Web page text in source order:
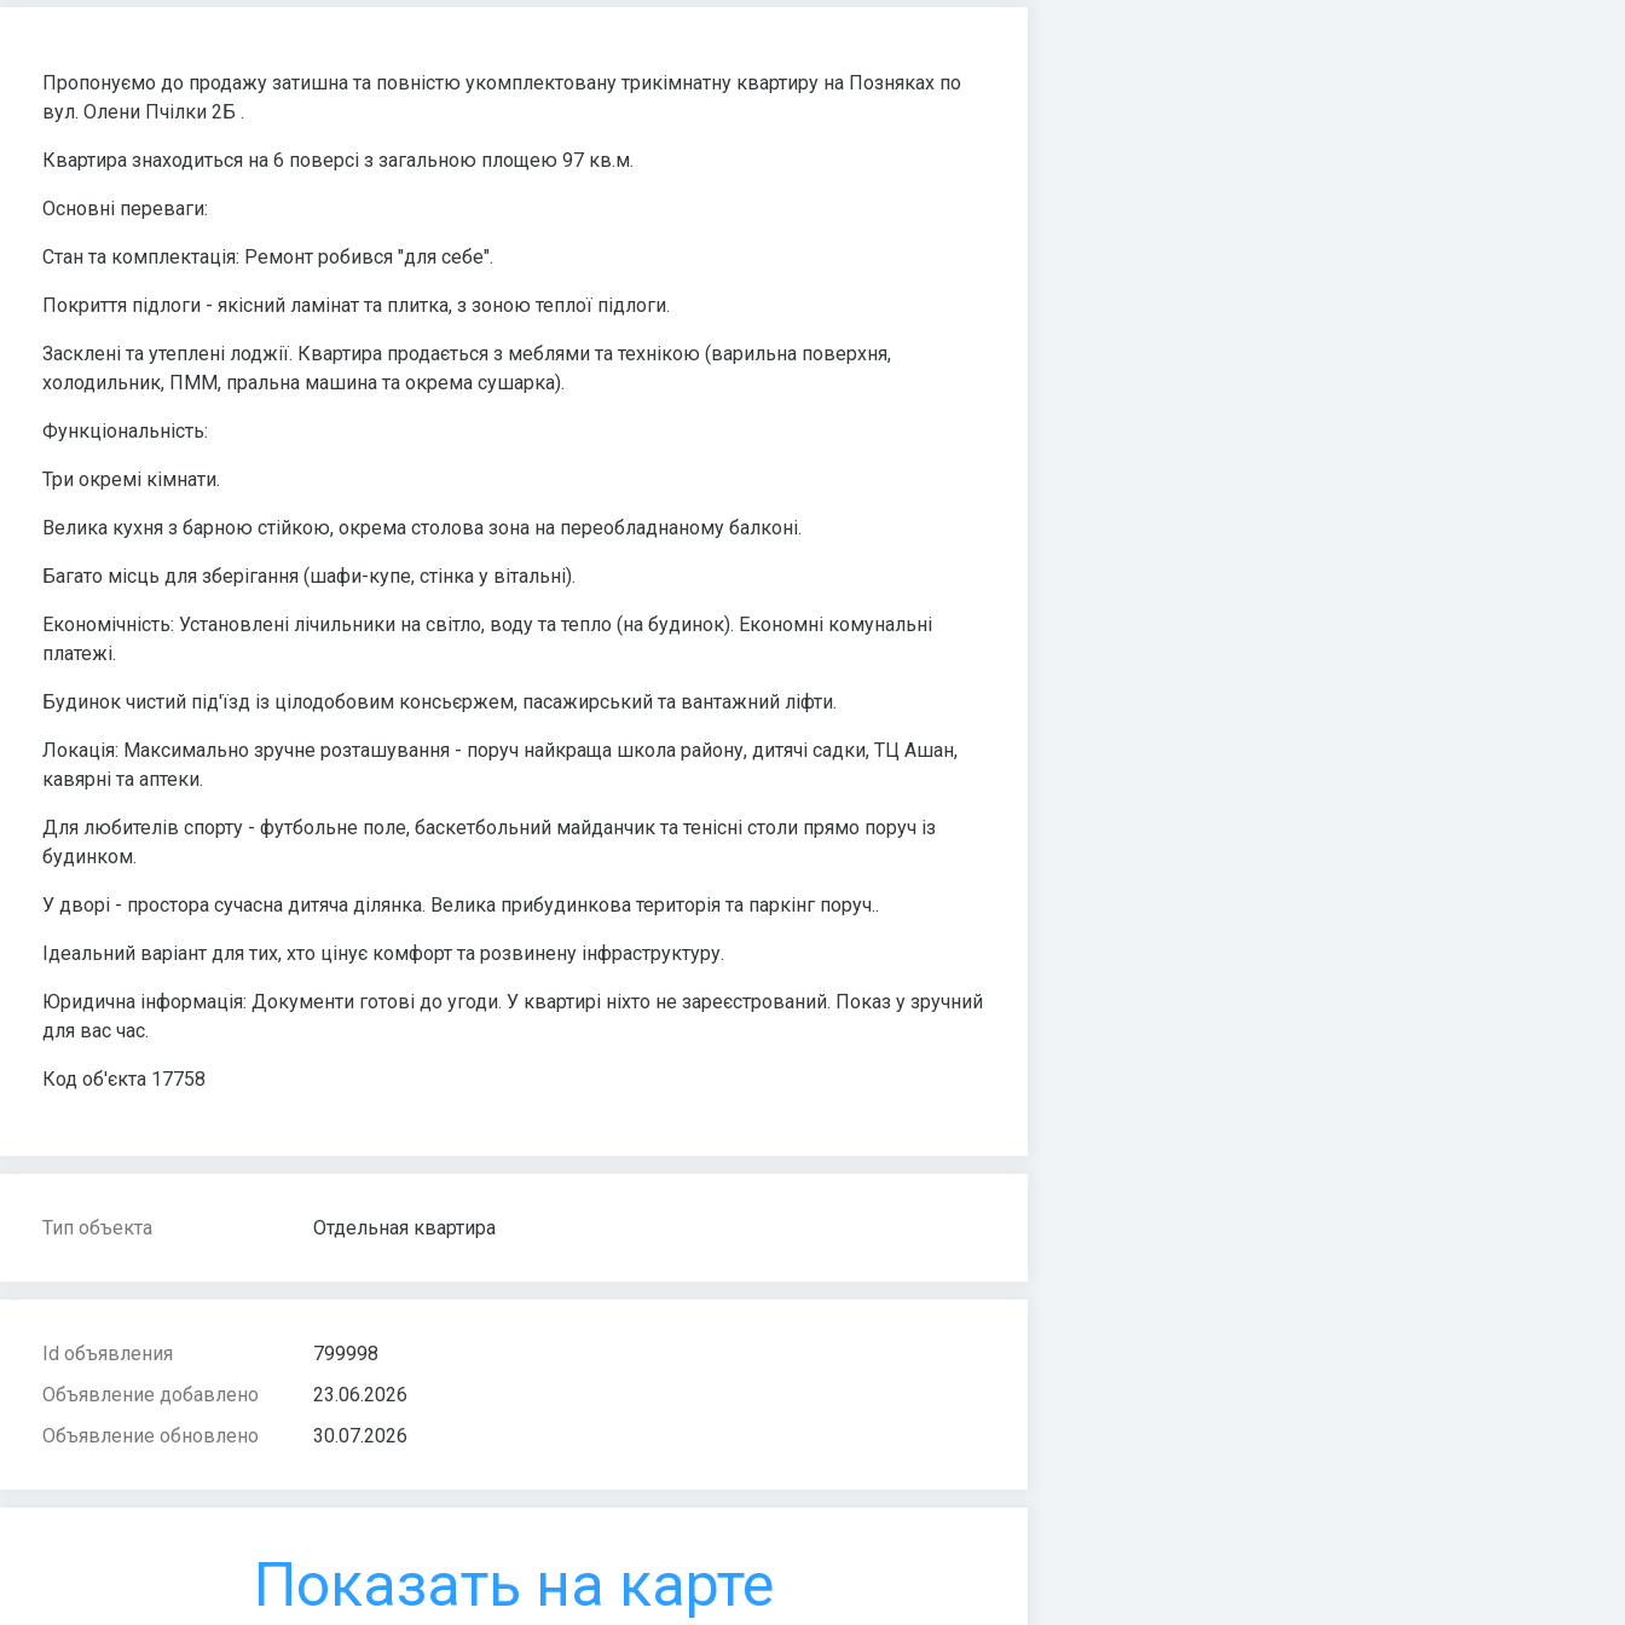
Пропонуємо до продажу затишна та повністю укомплектовану трикімнатну квартиру на Позняках по
вул. Олени Пчілки 2Б .
Квартира знаходиться на 6 поверсі з загальною площею 97 кв.м.
Основні переваги:
Стан та комплектація: Ремонт робився "для себе".
Покриття підлоги - якісний ламінат та плитка, з зоною теплої підлоги.
Засклені та утеплені лоджії. Квартира продається з меблями та технікою (варильна поверхня,
холодильник, ПММ, пральна машина та окрема сушарка).
Функціональність:
Три окремі кімнати.
Велика кухня з барною стійкою, окрема столова зона на переобладнаному балконі.
Багато місць для зберігання (шафи-купе, стінка у вітальні).
Економічність: Установлені лічильники на світло, воду та тепло (на будинок). Економні комунальні
платежі.
Будинок чистий під'їзд із цілодобовим консьєржем, пасажирський та вантажний ліфти.
Локація: Максимально зручне розташування - поруч найкраща школа району, дитячі садки, ТЦ Aшан,
кавярні та аптеки.
Для любителів спорту - футбольне поле, баскетбольний майданчик та тенісні столи прямо поруч із
будинком.
У дворі - простора сучасна дитяча ділянка. Велика прибудинкова територія та паркінг поруч..
Ідеальний варіант для тих, хто цінує комфорт та розвинену інфраструктуру.
Юридична інформація: Документи готові до угоди. У квартирі ніхто не зареєстрований. Показ у зручний
для вас час.
Код об'єкта 17758
Тип объекта Отдельная квартира
Id объявления
799998
Объявление добавлено
23.06.2026
Объявление обновлено
30.07.2026
Показать на карте